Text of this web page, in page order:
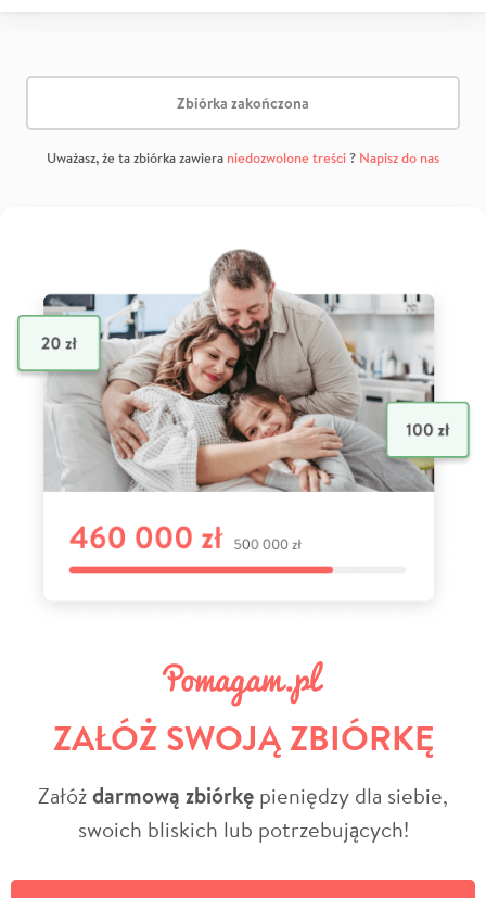
Zbiórka zakończona
Uważasz, że ta zbiórka zawiera niedozwolone treści? Napisz do nas
ZAŁÓŻ SWOJĄ ZBIÓRKĘ
Załóżdarmową zbiórkę pieniędzy dla siebie,
swoich bliskich lub potrzebujących!